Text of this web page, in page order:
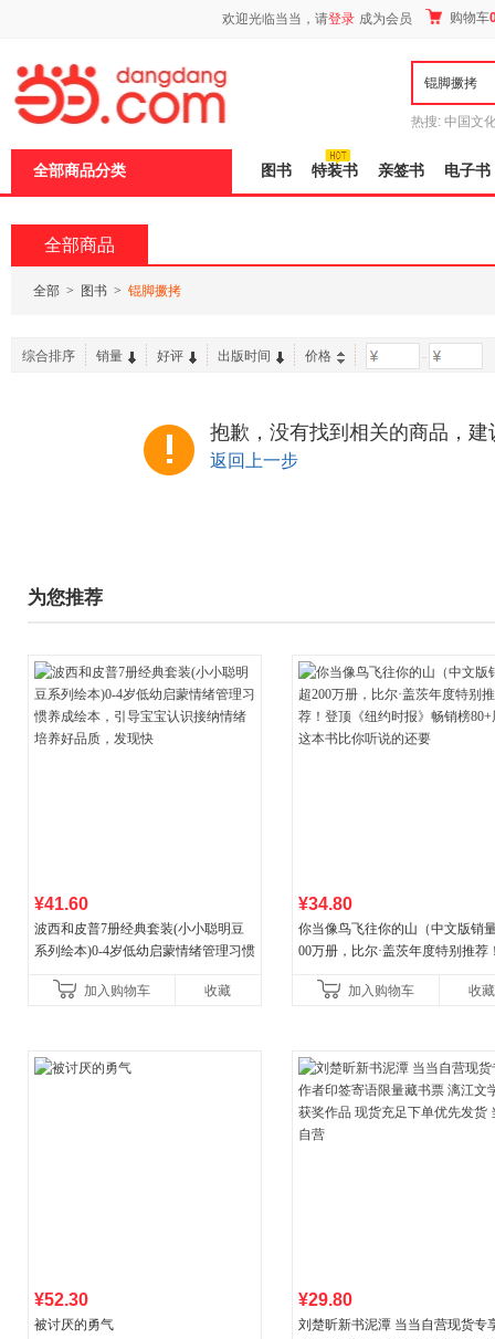
欢迎光临当当，请登录 成为会员 购物车
热搜: 中国文
全部商品分类 图书 特装书 亲签书 电子书
全部商品
全部 > 图书 > 锟脚撅拷
综合排序 销量 好评 出版时间 价格 -
抱歉，没有找到相关的商品，
返回上一步
为您推荐
¥41.60
波西和皮普7册经典套装(小小聪明豆
系列绘本)0-4岁低幼启蒙情绪管理习惯
养好品质，发现快
加入购物车 收藏
¥34.80
你当像鸟飞往你的山（中文版销
00万册，比尔·盖茨年度特别推荐
比你听说的还要
加入购物车 收藏
¥52.30
被讨厌的勇气
¥29.80
刘楚昕新书泥潭 当当自营现货专
页
加